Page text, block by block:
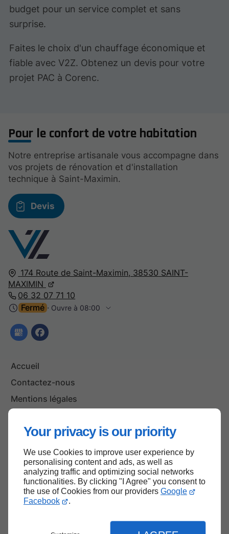
Your privacy is our priority
We use Cookies to improve user experience by
personalising content and ads, as well as
analyzing traffic and optimizing social networks
functionalities. By clicking "I Agree" you consent to
the use of Cookies from our providers Google
Facebook
.
budget pour un service complet et sans
surprise.
Faites le choix d'un chauffage économique et
fiable avec V2Z. Obtenez un devis pour votre
projet PAC à Corenc.
174 Route de Saint-Maximin, 38530 SAINT-
MAXIMIN
06 32 07 71 10
Fermé ⋅ Ouvre à 08:00
Accueil
Contactez-nous
Mentions légales
Pour le confort de votre habitation
Notre entreprise artisanale vous accompagne dans
vos projets de rénovation et d'installation
technique à Saint-Maximin.
Devis
Haut de page